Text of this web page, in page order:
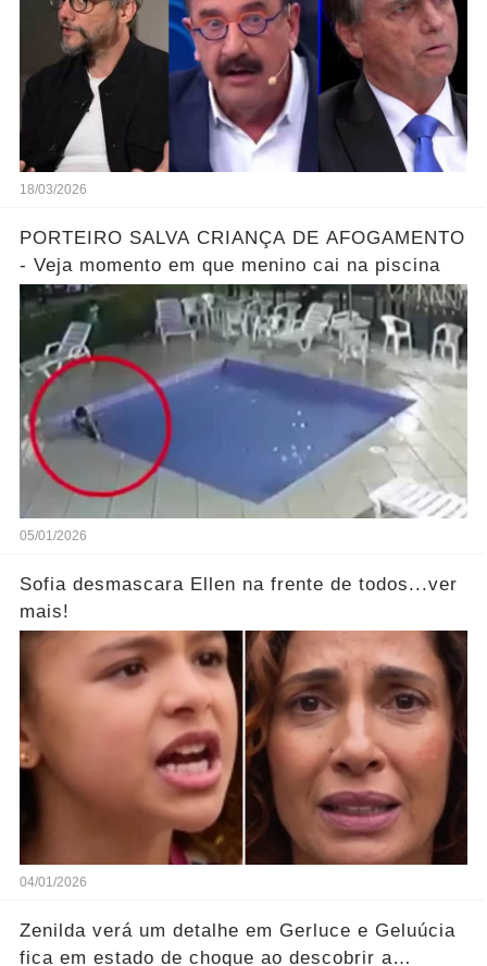
18/03/2026
PORTEIRO SALVA CRIANÇA DE AFOGAMENTO
- Veja momento em que menino cai na piscina
05/01/2026
Sofia desmascara Ellen na frente de todos...ver
mais!
04/01/2026
Zenilda verá um detalhe em Gerluce e Geluúcia
fica em estado de choque ao descobrir a